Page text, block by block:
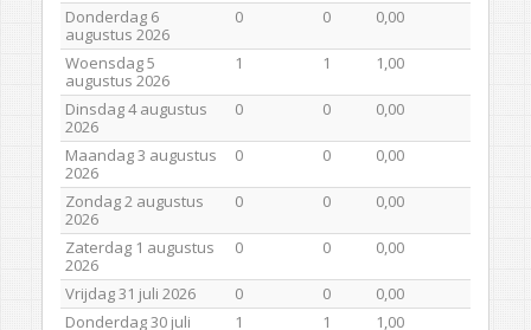
Donderdag 6
augustus 2026
0 0 0,00
Woensdag 5
augustus 2026
1 1 1,00
Dinsdag 4 augustus
2026
0 0 0,00
Maandag 3 augustus
2026
0 0 0,00
Zondag 2 augustus
2026
0 0 0,00
Zaterdag 1 augustus
2026
0 0 0,00
Vrijdag 31 juli 2026 0 0
0,00
Donderdag 30 juli
1 1 1,00